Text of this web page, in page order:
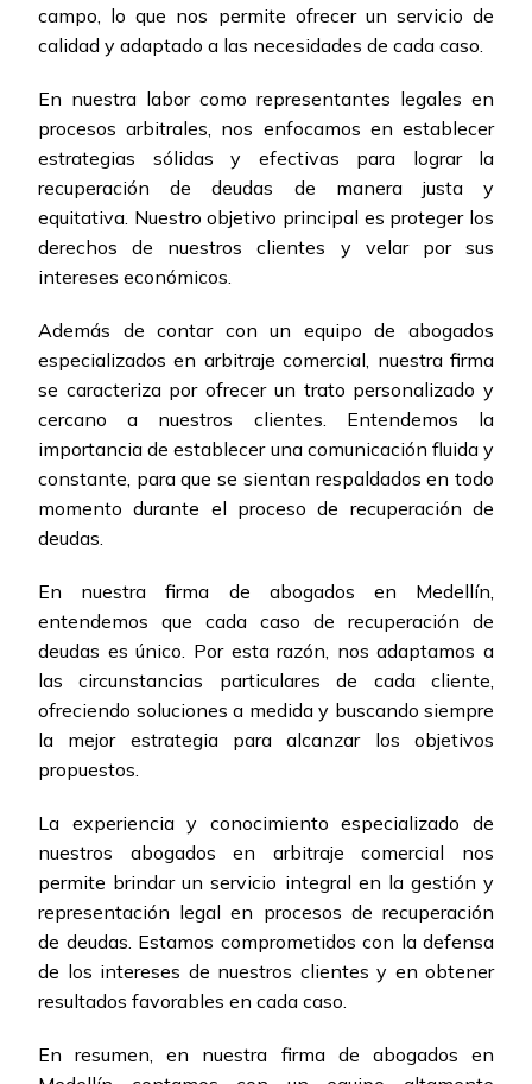
campo, lo que nos permite ofrecer un servicio de
calidad y adaptado a las necesidades de cada caso.
En nuestra labor como representantes legales en
procesos arbitrales, nos enfocamos en establecer
estrategias sólidas y efectivas para lograr la
recuperación de deudas de manera justa y
equitativa. Nuestro objetivo principal es proteger los
derechos de nuestros clientes y velar por sus
intereses económicos.
Además de contar con un equipo de abogados
especializados en arbitraje comercial, nuestra firma
se caracteriza por ofrecer un trato personalizado y
cercano a nuestros clientes. Entendemos la
importancia de establecer una comunicación fluida y
constante, para que se sientan respaldados en todo
momento durante el proceso de recuperación de
deudas.
En nuestra firma de abogados en Medellín,
entendemos que cada caso de recuperación de
deudas es único. Por esta razón, nos adaptamos a
las circunstancias particulares de cada cliente,
ofreciendo soluciones a medida y buscando siempre
la mejor estrategia para alcanzar los objetivos
propuestos.
La experiencia y conocimiento especializado de
nuestros abogados en arbitraje comercial nos
permite brindar un servicio integral en la gestión y
representación legal en procesos de recuperación
de deudas. Estamos comprometidos con la defensa
de los intereses de nuestros clientes y en obtener
resultados favorables en cada caso.
En resumen, en nuestra firma de abogados en